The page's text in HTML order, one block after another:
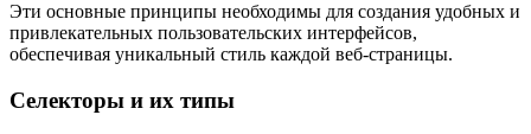
Эти основные принципы необходимы для создания удобных и
привлекательных пользовательских интерфейсов,
обеспечивая уникальный стиль каждой веб-страницы.
Селекторы и их типы